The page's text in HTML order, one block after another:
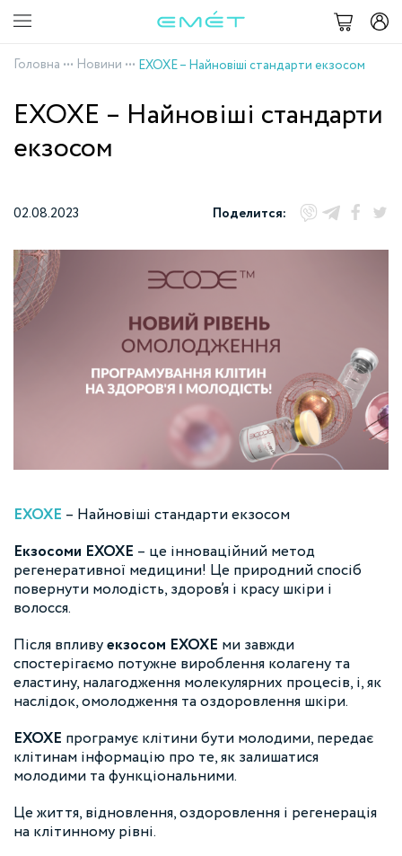
Головна ••• Новини ••• EXOXE – Найновіші стандарти екзосом
EXOXE – Найновіші стандарти
екзосом
02.08.2023 Поделится:
EXOXE – Найновіші стандарти екзосом
Екзосоми EXOXE – це інноваційний метод
регенеративної медицини! Це природний спосіб
повернути молодість, здоров’я і красу шкіри і
волосся.
Після впливуекзосом EXOXE ми завжди
спостерігаємо потужне вироблення колагену та
еластину, налагодження молекулярних процесів, і, як
наслідок, омолодження та оздоровлення шкіри.
EXOXE програмує клітини бути молодими, передає
клітинам інформацію про те, як залишатися
молодими та функціональними.
Це життя, відновлення, оздоровлення і регенерація
на клітинному рівні.